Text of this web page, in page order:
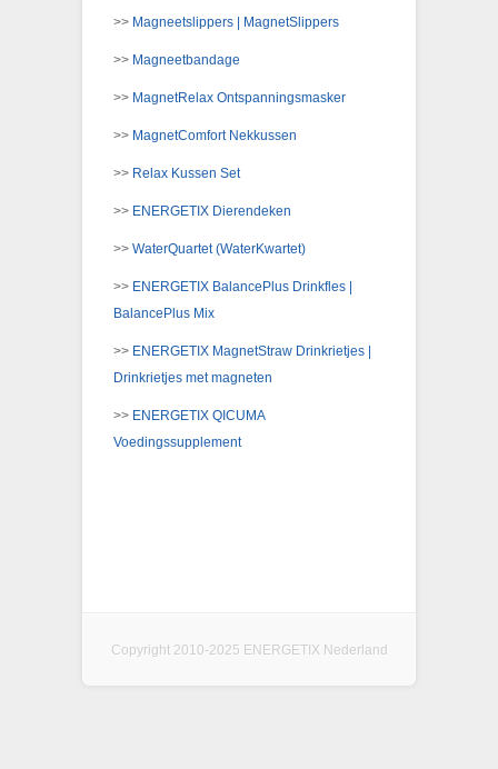
>> Magneetslippers | MagnetSlippers
>> Magneetbandage
>> MagnetRelax Ontspanningsmasker
>> MagnetComfort Nekkussen
>> Relax Kussen Set
>> ENERGETIX Dierendeken
>> WaterQuartet (WaterKwartet)
>> ENERGETIX BalancePlus Drinkfles |
BalancePlus Mix
>> ENERGETIX MagnetStraw Drinkrietjes |
Drinkrietjes met magneten
>> ENERGETIX QICUMA
Voedingssupplement
Copyright 2010-2025 ENERGETIX Nederland